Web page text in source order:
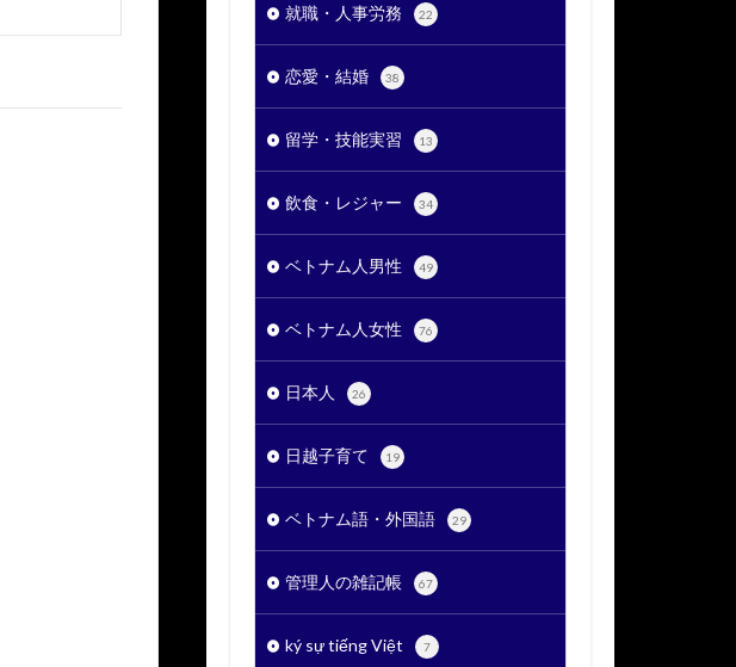
就職・人事労務 22
恋愛・結婚 38
留学・技能実習 13
飲食・レジャー 34
ベトナム人男性 49
ベトナム人女性 76
日本人 26
日越子育て 19
ベトナム語・外国語 29
管理人の雑記帳 67
ký sự tiếng Việt 7